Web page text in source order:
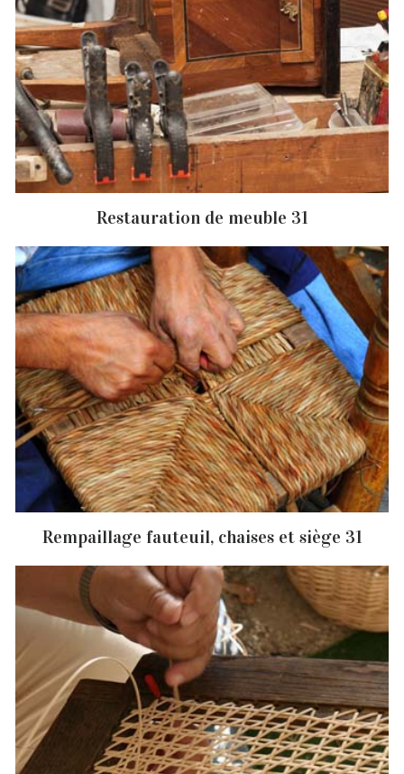
Restauration de meuble 31
Rempaillage fauteuil, chaises et siège 31